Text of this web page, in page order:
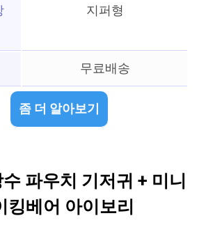
지퍼형
무료배송
좀 더 알아보기
파우치 기저귀 + 미니
킹베어 아이보리